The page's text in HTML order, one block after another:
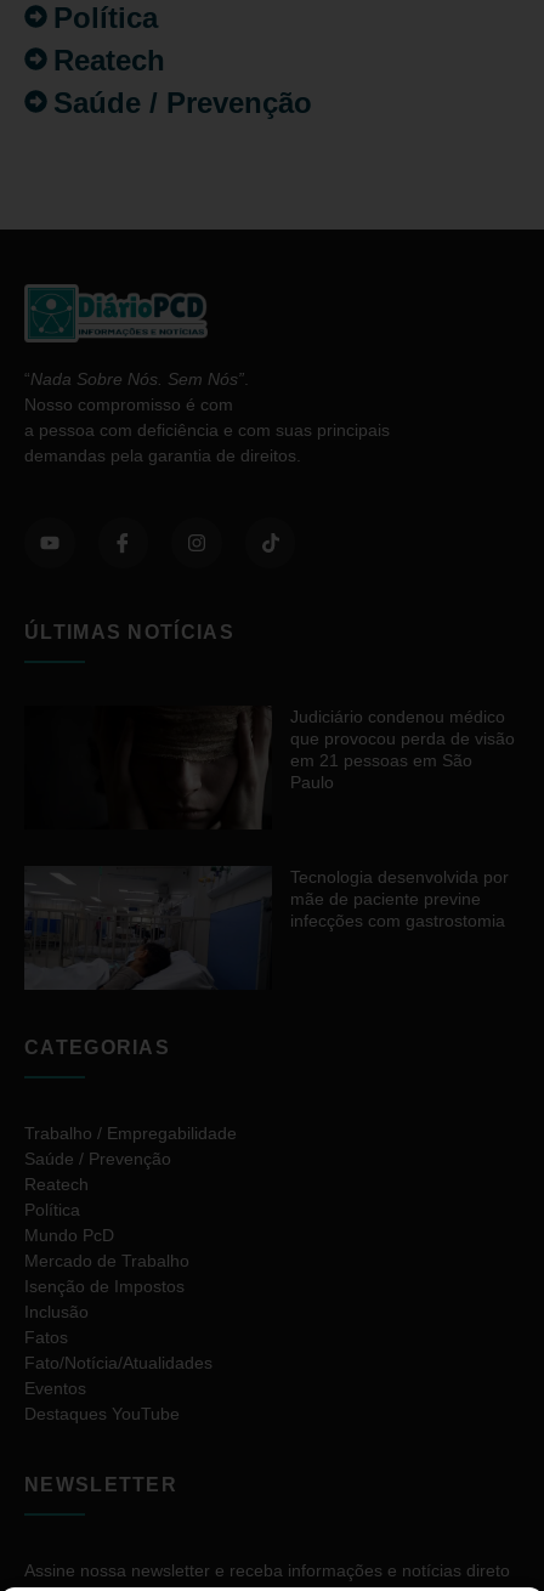
Política
Reatech
Saúde / Prevenção
“Nada Sobre Nós. Sem Nós”
Nosso compromisso é com
a pessoa com deficiência e com suas principais
demandas pela garantia de direitos.
ÚLTIMAS NOTÍCIAS
Judiciário condenou médico
que provocou perda de visão
em 21 pessoas em São
Paulo
Tecnologia desenvolvida por
mãe de paciente previne
infecções com gastrostomia
CATEGORIAS
Trabalho / Empregabilidade
Saúde / Prevenção
Reatech
Política
Mundo PcD
Mercado de Trabalho
Isenção de Impostos
Inclusão
Fatos
Fato/Notícia/Atualidades
Eventos
Destaques YouTube
NEWSLETTER
Assine nossa newsletter e receba informações e notícias direto